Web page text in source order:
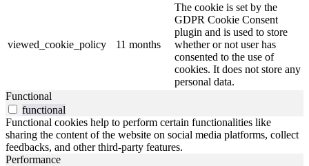
viewed_cookie_policy 11 months
The cookie is set by the
GDPR Cookie Consent
plugin and is used to store
whether or not user has
consented to the use of
cookies. It does not store any
personal data.
Functional
functional
Functional cookies help to perform certain functionalities like
sharing the content of the website on social media platforms, collect
feedbacks, and other third-party features.
Performance